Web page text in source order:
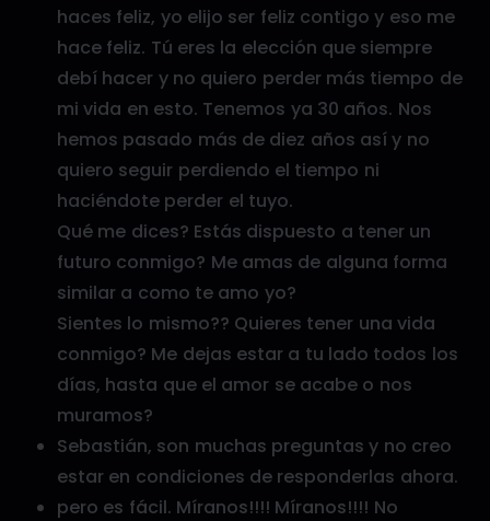
haces feliz, yo elijo ser feliz contigo y eso me
hace feliz. Tú eres la elección que siempre
debí hacer y no quiero perder más tiempo de
mi vida en esto. Tenemos ya 30 años. Nos
hemos pasado más de diez años así y no
quiero seguir perdiendo el tiempo ni
haciéndote perder el tuyo.
Qué me dices? Estás dispuesto a tener un
futuro conmigo? Me amas de alguna forma
similar a como te amo yo?
Sientes lo mismo?? Quieres tener una vida
conmigo? Me dejas estar a tu lado todos los
días, hasta que el amor se acabe o nos
muramos?
Sebastián, son muchas preguntas y no creo
estar en condiciones de responderlas ahora.
pero es fácil. Míranos!!!! Míranos!!!! No